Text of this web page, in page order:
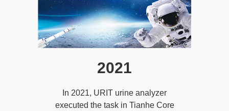
2021
In 2021, URIT urine analyzer
executed the task in Tianhe Core